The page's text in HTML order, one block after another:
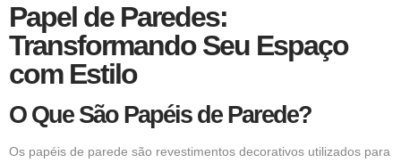
Papel de Paredes:
Transformando Seu Espaço
com Estilo
O Que São Papéis de Parede?
Os papéis de parede são revestimentos decorativos utilizados para